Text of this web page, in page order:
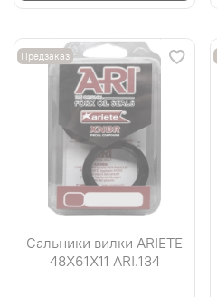
Предзаказ
Сальники вилки ARIETE
48X61X11 ARI.134